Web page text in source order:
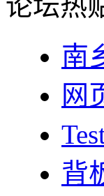
南
网
背